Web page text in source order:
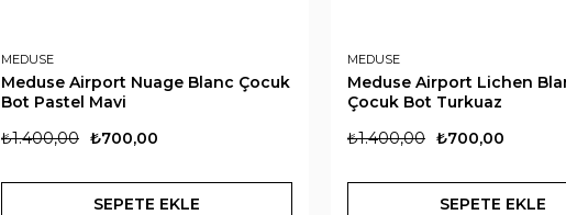
MEDUSE
Meduse Airport Nuage Blanc Çocuk
Bot Pastel Mavi
₺700,00
₺1.400,00
SEPETE EKLE
MEDUSE
Meduse Airport Lichen
Çocuk Bot Turkuaz
₺700,00
₺1.400,00
SEPETE EKLE